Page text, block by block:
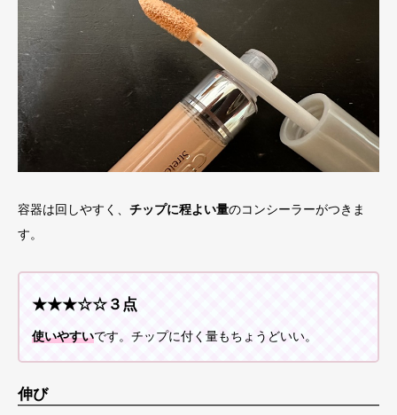
容器は回しやすく、 チップに程よい量のコンシーラーがつきま
す。
★★★☆☆３点
使いやすいです。チップに付く量もちょうどいい。
伸び